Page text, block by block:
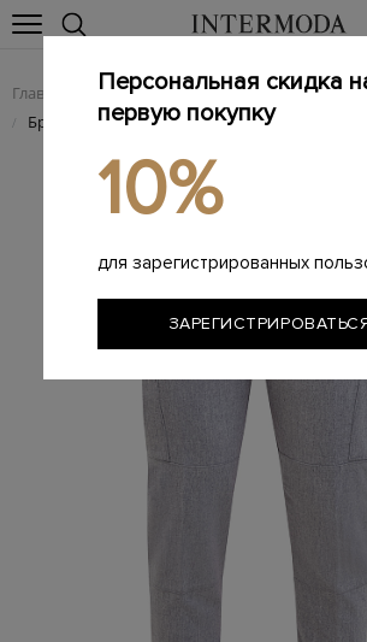
Главная Мужчинам / Одежда / Мужские
/ Брендовые мужские брюки
Персональная скидка
первую покупку
10%
для зарегистрированных